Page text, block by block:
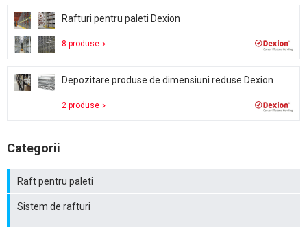
Rafturi pentru paleti Dexion
8 produse
Depozitare produse de dimensiuni reduse Dexion
2 produse
Categorii
Raft pentru paleti
Sistem de rafturi